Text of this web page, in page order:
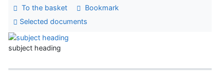
To the basket
Bookmark
Selected documents
subject heading